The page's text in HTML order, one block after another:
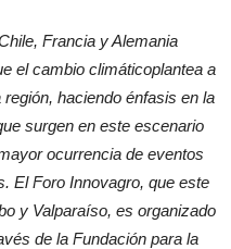
Francia y Alemania
el cambio climáticoplantea a
haciendo énfasis en la
surgen en este escenario
ocurrencia de eventos
El Foro Innovagro, que este
y Valparaíso, es organizado
de la Fundación para la